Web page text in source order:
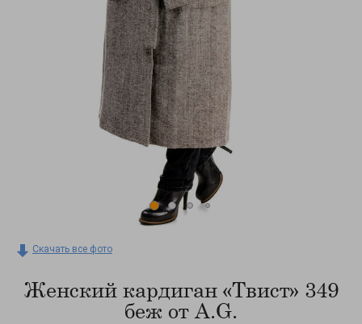
Скачать все фото
Женский кардиган «Твист» 349
беж от A.G.